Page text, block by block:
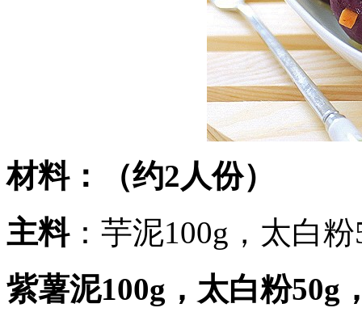
材料：（约2人份）
主料：芋泥100g，太白
紫薯泥100g，太白粉50g